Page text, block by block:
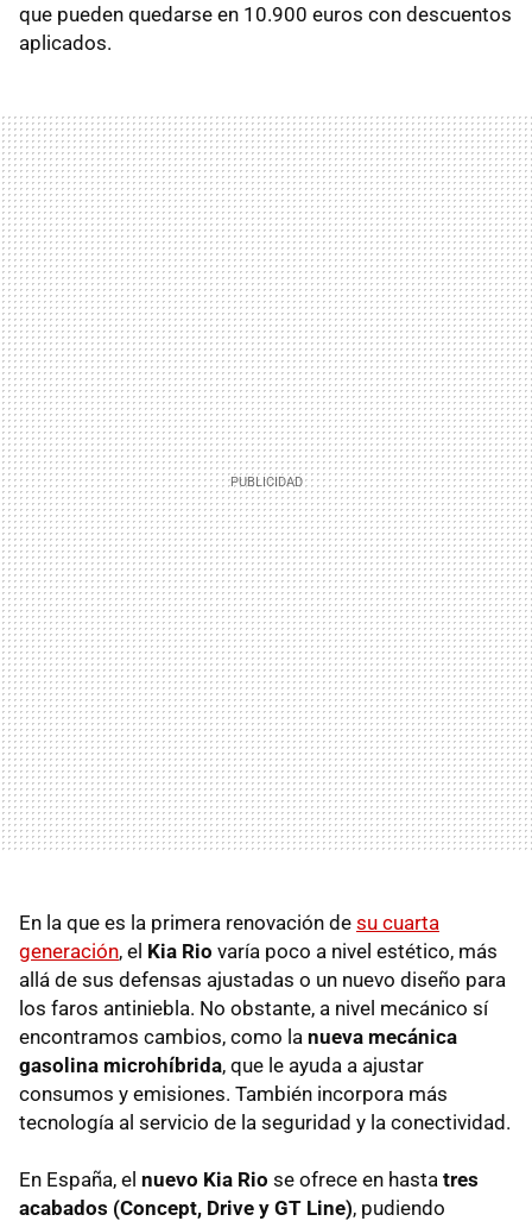
que pueden quedarse en 10.900 euros con descuentos
aplicados.
En la que es la primera renovación de su cuarta
generación, el Kia Rio varía poco a nivel estético, más
allá de sus defensas ajustadas o un nuevo diseño para
los faros antiniebla. No obstante, a nivel mecánico sí
encontramos cambios, como la nueva mecánica
gasolina microhíbrida, que le ayuda a ajustar
consumos y emisiones. También incorpora más
tecnología al servicio de la seguridad y la conectividad.
En España, el nuevo Kia Rio se ofrece en hasta tres
acabados (Concept, Drive y GT Line), pudiendo